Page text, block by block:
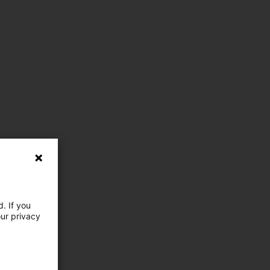
If you
privacy